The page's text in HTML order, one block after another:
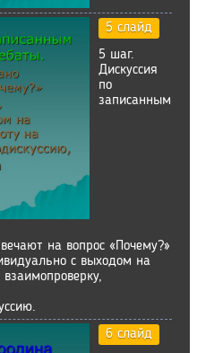
5 слайд
5 шаг.
Дискуссия
по
записанным
на вопрос «Почему?»
с выходом на
6 слайд